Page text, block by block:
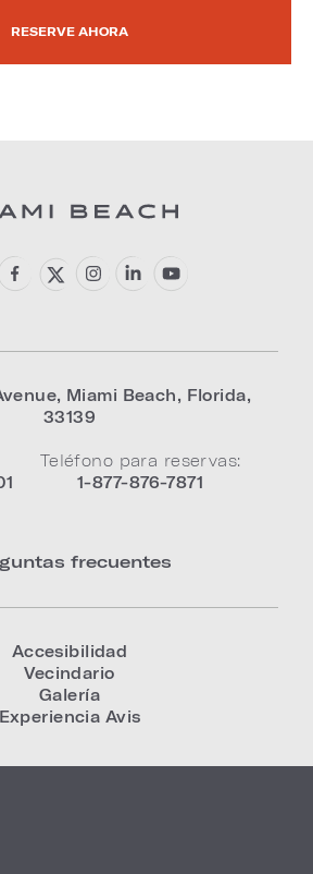
RESERVE AHORA
, Miami Beach, Florida,
33139
Teléfono para reservas:
1-877-876-7871
frecuentes
Accesibilidad
Vecindario
Galería
Experiencia Avis